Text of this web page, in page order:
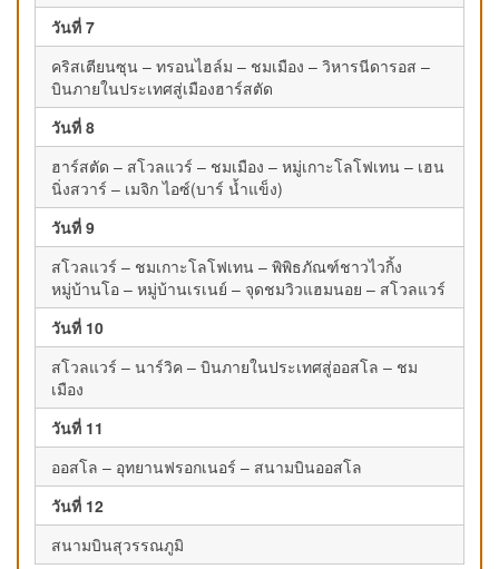
วันที่ 7
คริสเตียนซุน – ทรอนไฮล์ม – ชมเมือง – วิหารนีดารอส –
บินภายในประเทศสู่เมืองฮาร์สตัด
วันที่ 8
ฮาร์สตัด – สโวลแวร์ – ชมเมือง – หมู่เกาะโลโฟเทน – เฮน
นิ่งสวาร์ – เมจิก ไอซ์(บาร์ น้ำแข็ง)
วันที่ 9
สโวลแวร์ – ชมเกาะโลโฟเทน – พิพิธภัณฑ์ชาวไวกิ้ง
หมู่บ้านโอ – หมู่บ้านเรเนย์ – จุดชมวิวแฮมนอย – สโวลแวร์
วันที่ 10
สโวลแวร์ – นาร์วิค – บินภายในประเทศสู่ออสโล – ชม
เมือง
วันที่ 11
ออสโล – อุทยานฟรอกเนอร์ – สนามบินออสโล
วันที่ 12
สนามบินสุวรรณภูมิ